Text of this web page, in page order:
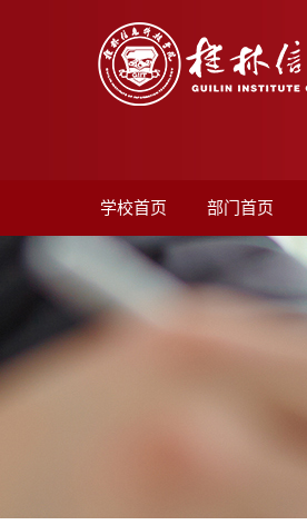
学校首页 部门首页